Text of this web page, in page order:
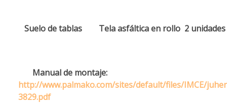
Suelo de tablas Tela asfáltica en rollo 2 unidades
Manual de montaje:
http://www.palmako.com/sites/default/files/IMCE/
3829.pdf